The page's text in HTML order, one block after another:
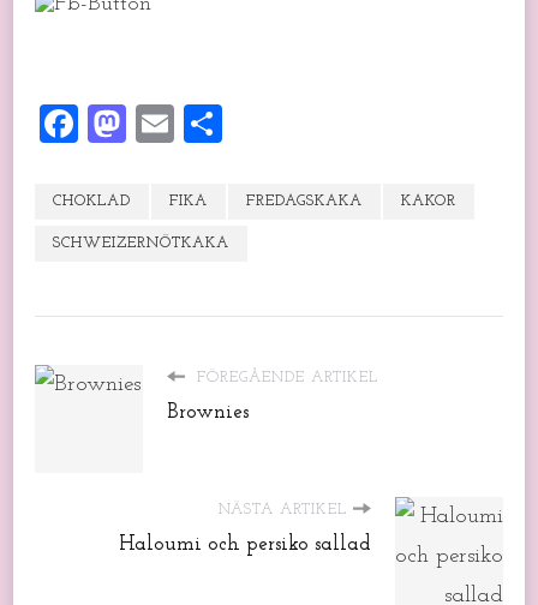
Facebook
Mastodon
Email
CHOKLAD FIKA FREDAGSKAKA KAKOR
SCHWEIZERNÖTKAKA
FÖREGÅENDE ARTIKEL
Brownies
NÄSTA ARTIKEL
Haloumi och persiko sallad